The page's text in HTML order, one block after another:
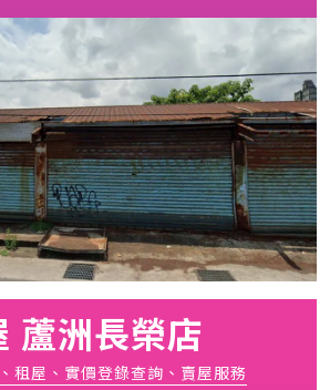
蘆洲長榮店
租屋、實價登錄查詢、賣屋服務